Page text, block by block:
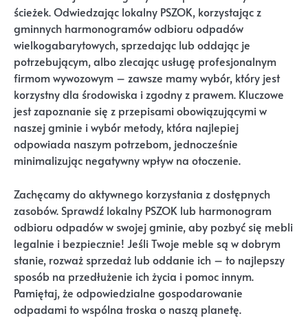
ścieżek. Odwiedzając lokalny PSZOK, korzystając z
gminnych harmonogramów odbioru odpadów
wielkogabarytowych, sprzedając lub oddając je
potrzebującym, albo zlecając usługę profesjonalnym
firmom wywozowym – zawsze mamy wybór, który jest
korzystny dla środowiska i zgodny z prawem. Kluczowe
jest zapoznanie się z przepisami obowiązującymi w
naszej gminie i wybór metody, która najlepiej
odpowiada naszym potrzebom, jednocześnie
minimalizując negatywny wpływ na otoczenie.
Zachęcamy do aktywnego korzystania z dostępnych
zasobów. Sprawdź lokalny PSZOK lub harmonogram
odbioru odpadów w swojej gminie, aby pozbyć się mebli
legalnie i bezpiecznie! Jeśli Twoje meble są w dobrym
stanie, rozważ sprzedaż lub oddanie ich – to najlepszy
sposób na przedłużenie ich życia i pomoc innym.
Pamiętaj, że odpowiedzialne gospodarowanie
odpadami to wspólna troska o naszą planetę.